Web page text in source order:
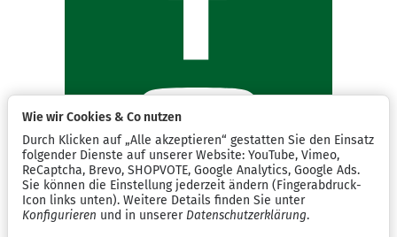
Wie wir Cookies & Co nutzen
Durch Klicken auf „Alle akzeptieren“ gestatten Sie den Einsatz
folgender Dienste auf unserer Website: YouTube, Vimeo,
ReCaptcha, Brevo, SHOPVOTE, Google Analytics, Google Ads.
Sie können die Einstellung jederzeit ändern (Fingerabdruck-
Icon links unten). Weitere Details finden Sie unter
Konfigurieren und in unserer Datenschutzerklärung.